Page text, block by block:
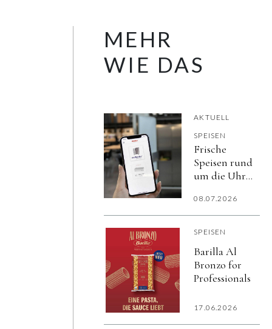
MEHR
WIE DAS
AKTUELL
SPEISEN
Frische
Speisen rund
um die Uhr
Prozesse
entkoppeln
und
flexibel
versorgen.
08.07.2026
SPEISEN
Barilla Al
Bronzo for
Professionals
17.06.2026